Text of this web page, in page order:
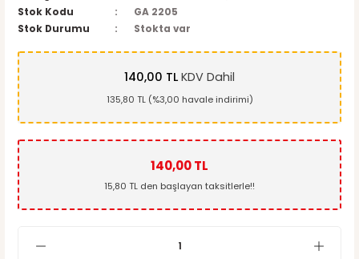
Stok Kodu
GA 2205
Stok Durumu
Stokta var
140,00 TL KDV Dahil
135,80 TL (%3,00 havale indirimi)
140,00 TL
15,80 TL den başlayan taksitlerle!!